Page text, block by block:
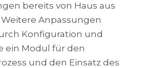
bereits von Haus aus
Anpassungen
Konfiguration und
ein Modul für den
und den Einsatz des